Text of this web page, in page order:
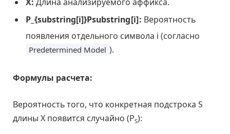
P_{substring[i]}Psubstring[i]: Вероятность
появления отдельного символа i (согласно
Predetermined Model ).
Формулы расчета:
Вероятность того, что конкретная подстрока S
длины X появится случайно (PS):